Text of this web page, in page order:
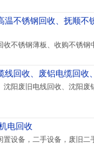
温不锈钢回收、抚顺不
不锈钢薄板、收购不锈
线回收、废铝电缆回收
沈阳废旧电线回收、沈阳
电回收
设备，二手设备，废旧